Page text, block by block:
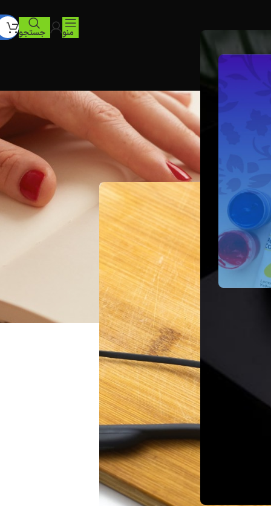
منو جستجو
دسته بندی
دسته‌بندی نشده
نقد و بررسی